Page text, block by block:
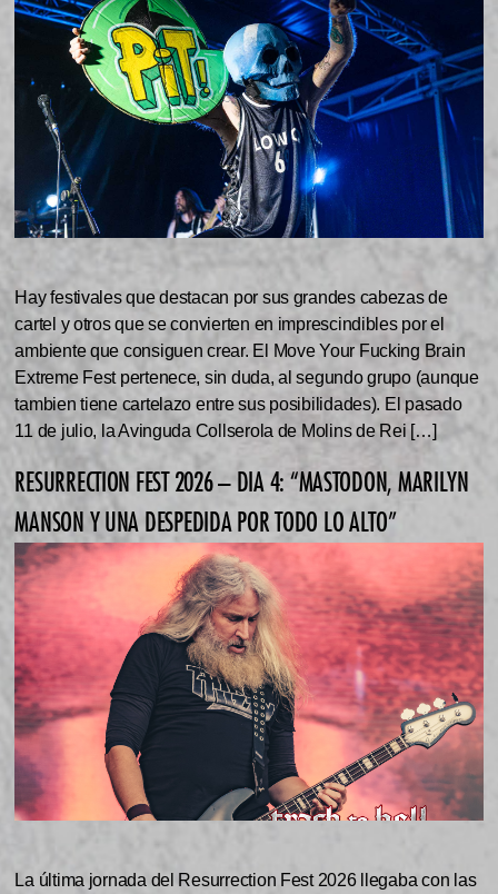
Hay festivales que destacan por sus grandes cabezas de
cartel y otros que se convierten en imprescindibles por el
ambiente que consiguen crear. El Move Your Fucking Brain
Extreme Fest pertenece, sin duda, al segundo grupo (aunque
tambien tiene cartelazo entre sus posibilidades). El pasado
11 de julio, la Avinguda Collserola de Molins de Rei […]
RESURRECTION FEST 2026 – DIA 4: “MASTODON, MARILYN
MANSON Y UNA DESPEDIDA POR TODO LO ALTO”
La última jornada del Resurrection Fest 2026 llegaba con las